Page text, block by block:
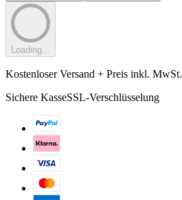
Loading...
Kostenloser Versand + Preis inkl. MwSt.
Sichere KasseSSL-Verschlüsselung